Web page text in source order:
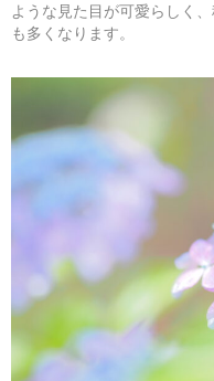
ような見た目が可愛らしく
も多くなります。